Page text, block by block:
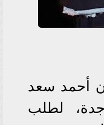
أحمد سعد
لطلب